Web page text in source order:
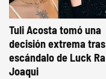
Tuli Acosta tomó una
decisión extrema
escándalo de Luck
Joaqui